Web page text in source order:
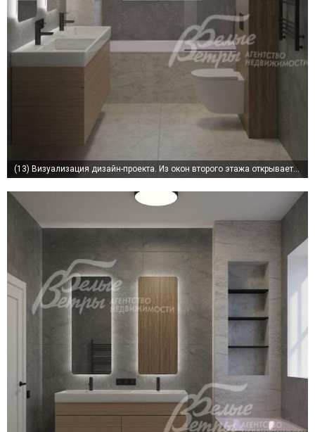
(13) Визуализация дизайн-проекта. Из окон второго этажа открывается живописный вид на лесной массив